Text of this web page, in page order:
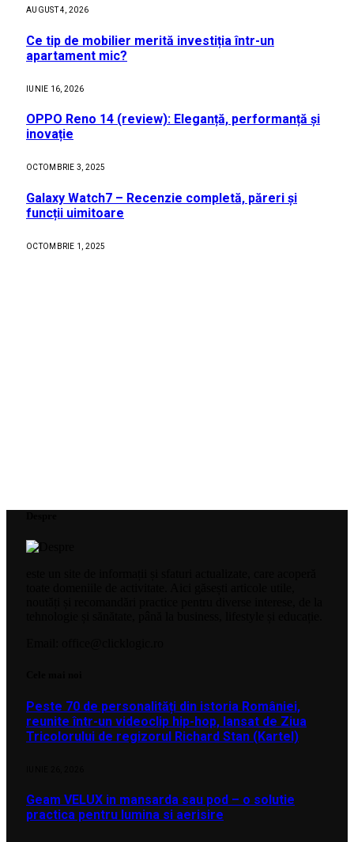
AUGUST 4, 2026
Ce tip de mobilier merită investiția într-un
apartament mic?
IUNIE 16, 2026
OPPO Reno 14 (review): Eleganță, performanță și
inovație
OCTOMBRIE 3, 2025
Galaxy Watch7 – Recenzie completă, păreri și
funcții uimitoare
OCTOMBRIE 1, 2025
Peste 70 de personalități din istoria României,
reunite într-un videoclip hip-hop, lansat de Ziua
Tricolorului de regizorul Richard Stan (Kartel)
Geam VELUX in mansarda sau pod – o solutie
practica pentru lumina si aerisire